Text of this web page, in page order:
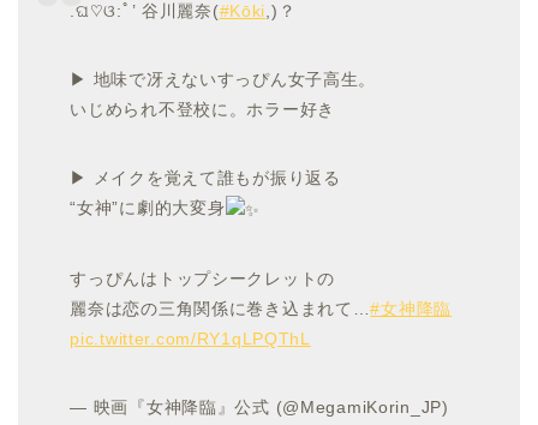
.ଘ♡ଓ:ﾟ’ 谷川麗奈(#Kōki ,)？
▶︎ 地味で冴えないすっぴん女子高生。
いじめられ不登校に。ホラー好き
▶︎ メイクを覚えて誰もが振り返る
“女神”に劇的大変身
すっぴんはトップシークレットの
麗奈は恋の三角関係に巻き込まれて…#女神降臨
pic.twitter.com/RY1qLPQThL
— 映画『女神降臨』公式 (@MegamiKorin_JP)